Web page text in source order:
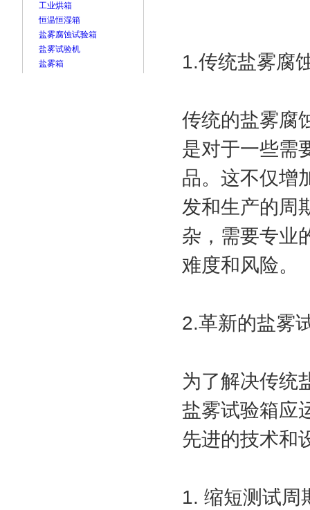
工业烘箱
恒温恒湿箱
盐雾腐蚀试验箱
盐雾试验机
盐雾箱
1.传统盐雾腐
传统的盐雾腐
是对于一些需
品。这不仅增
发和生产的周
杂，需要专业
难度和风险。
2.革新的盐雾
为了解决传统
盐雾试验箱应
先进的技术和
1. 缩短测试周